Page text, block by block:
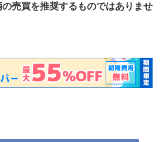
売買を推奨するものではありませ